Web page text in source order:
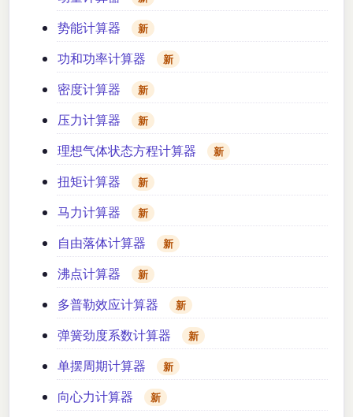
势能计算器 新
功和功率计算器 新
密度计算器 新
压力计算器 新
理想气体状态方程计算器 新
扭矩计算器 新
马力计算器 新
自由落体计算器 新
沸点计算器 新
多普勒效应计算器 新
弹簧劲度系数计算器 新
单摆周期计算器 新
向心力计算器 新